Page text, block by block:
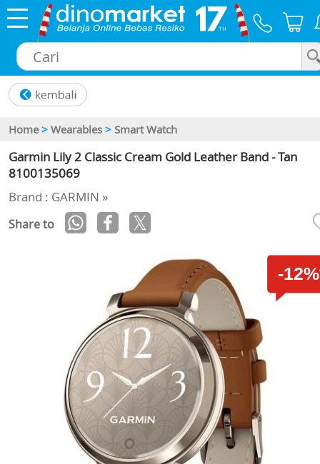
Home > Wearables > Smart Watch
Garmin Lily 2 Classic Cream Gold Leather Band - Tan
8100135069
Brand : GARMIN »
Share to
-